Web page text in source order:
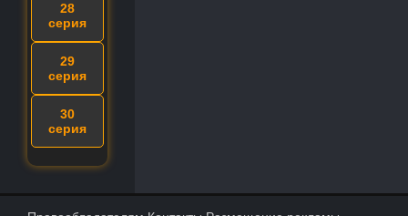
28
серия
29
серия
30
серия